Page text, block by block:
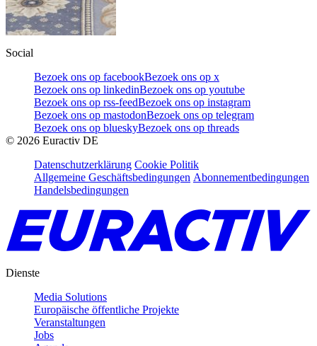
Social
Bezoek ons op facebookBezoek ons op x
Bezoek ons op linkedinBezoek ons op youtube
Bezoek ons op rss-feedBezoek ons op instagram
Bezoek ons op mastodonBezoek ons op telegram
Bezoek ons op blueskyBezoek ons op threads
© 2026 Euractiv DE
Datenschutzerklärung Cookie Politik
Allgemeine Geschäftsbedingungen Abonnementbedingungen
Handelsbedingungen
Dienste
Media Solutions
Europäische öffentliche Projekte
Veranstaltungen
Jobs